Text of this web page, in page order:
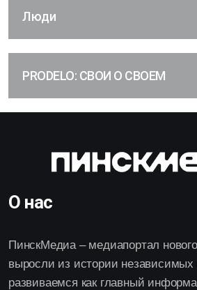
Люди
PRODELO: СВОИ О СВОЕМ
О нас
ПинскМедиа – медиапортал
выросли из истории независимых
развиваемся как главный